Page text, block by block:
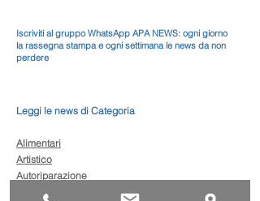
Iscriviti al gruppo WhatsApp APA NEWS: ogni giorno
la rassegna stampa e ogni settimana le news da non
perdere
Leggi le news di Categoria
Alimentari
Artistico
Autoriparazione
Benessere